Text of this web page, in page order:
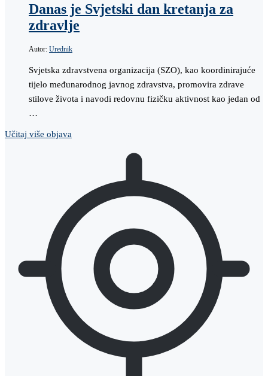
Danas je Svjetski dan kretanja za
zdravlje
Autor: Urednik
Svjetska zdravstvena organizacija (SZO), kao koordinirajuće
tijelo međunarodnog javnog zdravstva, promovira zdrave
stilove života i navodi redovnu fizičku aktivnost kao jedan od
…
Učitaj više objava